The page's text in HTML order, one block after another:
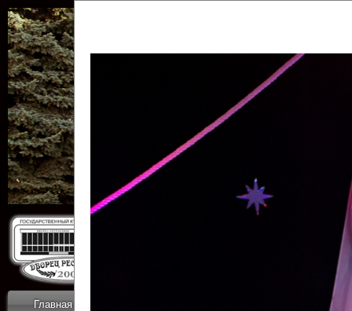
Главная